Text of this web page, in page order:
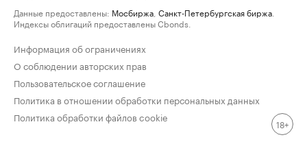
Данные предоставлены: Мосбиржа Санкт-Петербургская биржа
Индексы облигаций предоставлены Cbonds.
Информация об ограничениях
О соблюдении авторских прав
Пользовательское соглашение
Политика в отношении обработки персональных данных
Политика обработки файлов cookie
18+